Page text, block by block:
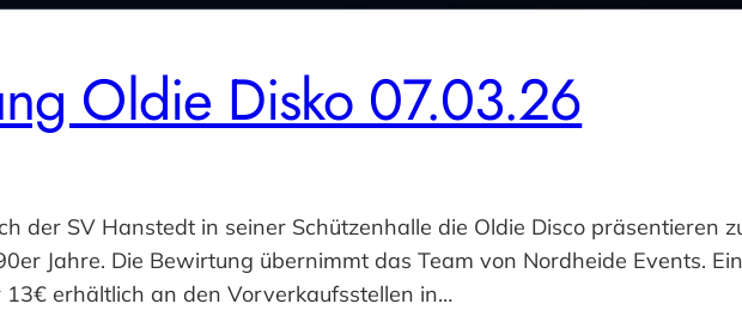
Oldie Disko 07.03.26
der SV Hanstedt in seiner Schützenhalle die Oldie Disco präsentieren
Jahre. Die Bewirtung übernimmt das Team von Nordheide Events.
erhältlich an den Vorverkaufsstellen in…